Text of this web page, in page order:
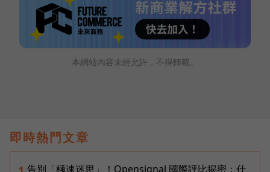
本網站內容未經允許，不得轉載。
即時熱門文章
告別「極速迷思」！Opensignal 國際評比揭密：什